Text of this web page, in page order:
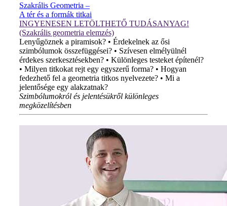
Szakrális Geometria –
A tér és a formák titkai
INGYENESEN LETÖLTHETŐ TUDÁSANYAG!
(Szakrális geometria elemzés)
Lenyűgöznek a piramisok? • Érdekelnek az ősi
szimbólumok összefüggései? • Szívesen elmélyülnél
érdekes szerkesztésekben? • Különleges testeket építenél?
• Milyen titkokat rejt egy egyszerű forma? • Hogyan
fedezhető fel a geometria titkos nyelvezete? • Mi a
jelentősége egy alakzatnak?
Szimbólumokról és jelentésükről különleges
megközelítésben